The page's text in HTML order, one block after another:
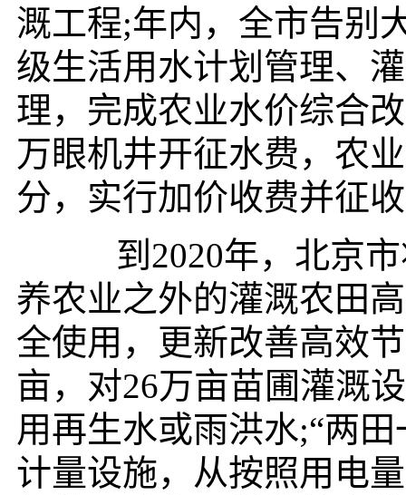
溉工程;年内，全市告别
级生活用水计划管理、
理，完成农业水价综合
万眼机井开征水费，农
分，实行加价收费并征
到2020年，北京市
养农业之外的灌溉农田
全使用，更新改善高效
亩，对26万亩苗圃灌溉
用再生水或雨洪水;“两
计量设施，从按照用电